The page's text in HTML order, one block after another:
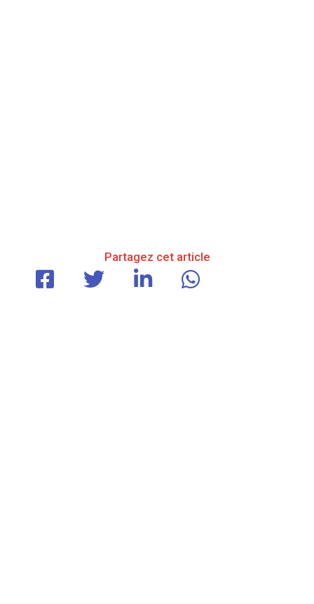
Partagez cet article